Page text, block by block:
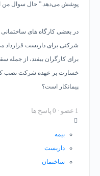
پوشش می‌دهد.” حال سوال من
در بعضی کارگاه های ساختمانی
شرکتی برای داربست قرارداد
برای کارگران بیفتد، از جمله
خسارت بر عهده شرکت نصب
پیمانکار است؟
1 عضو · 0 پاسخ ها
بیمه
داربست
ساختمان